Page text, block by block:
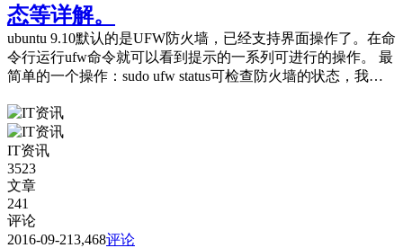
态等详解。
ubuntu 9.10默认的是UFW防火墙，已经支持界面操作了。在命
令行运行ufw命令就可以看到提示的一系列可进行的操作。 最
简单的一个操作：sudo ufw status可检查防火墙的状态，我的
IT资讯
3523
文章
241
评论
2016-09-213,468评论